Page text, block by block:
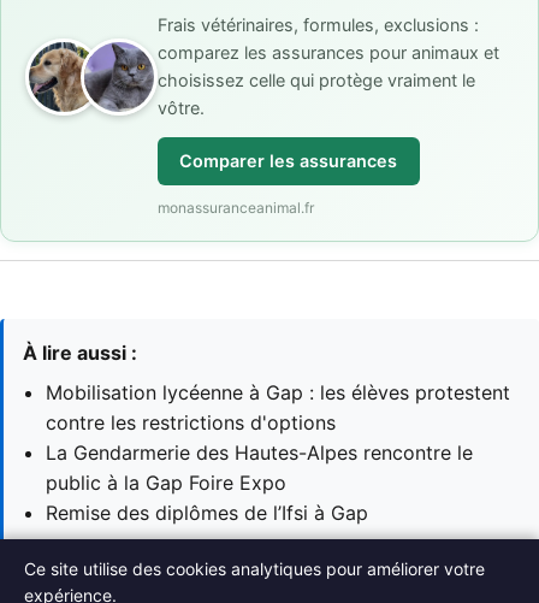
Frais vétérinaires, formules, exclusions :
comparez les assurances pour animaux et
choisissez celle qui protège vraiment le
vôtre.
Comparer les assurances
monassuranceanimal.fr
À lire aussi :
Mobilisation lycéenne à Gap : les élèves protestent
contre les restrictions d'options
La Gendarmerie des Hautes-Alpes rencontre le
public à la Gap Foire Expo
Remise des diplômes de l’Ifsi à Gap
→ Voir toutes les actualités Actualités
Ce site utilise des cookies analytiques pour améliorer votre
expérience.